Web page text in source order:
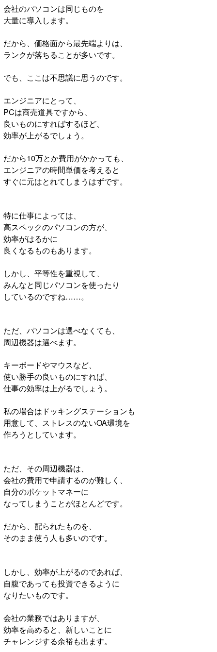
会社のパソコンは同じものを
大量に導入します。
だから、価格面から最先端よりは、
ランクが落ちることが多いです。
でも、ここは不思議に思うのです。
エンジニアにとって、
PCは商売道具ですから、
良いものにすればするほど、
効率が上がるでしょう。
だから10万とか費用がかかっても、
エンジニアの時間単価を考えると
すぐに元はとれてしまうはずです。
特に仕事によっては、
高スペックのパソコンの方が、
効率がはるかに
良くなるものもあります。
しかし、平等性を重視して、
みんなと同じパソコンを使ったり
しているのですね……。
ただ、パソコンは選べなくても、
周辺機器は選べます。
キーボードやマウスなど、
使い勝手の良いものにすれば、
仕事の効率は上がるでしょう。
私の場合はドッキングステーションも
用意して、ストレスのないOA環境を
作ろうとしています。
ただ、その周辺機器は、
会社の費用で申請するのが難しく、
自分のポケットマネーに
なってしまうことがほとんどです。
だから、配られたものを、
そのまま使う人も多いのです。
しかし、効率が上がるのであれば、
自腹であっても投資できるように
なりたいものです。
会社の業務ではありますが、
効率を高めると、新しいことに
チャレンジする余裕も出ます。